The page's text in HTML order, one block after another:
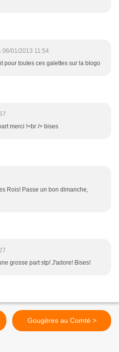
06/01/2013 11:54
pour toutes ces galettes sur la blogo
merci !<br /> bises
Rois! Passe un bon dimanche,
grosse part stp! J'adore! Bises!
Gougères au Comté >